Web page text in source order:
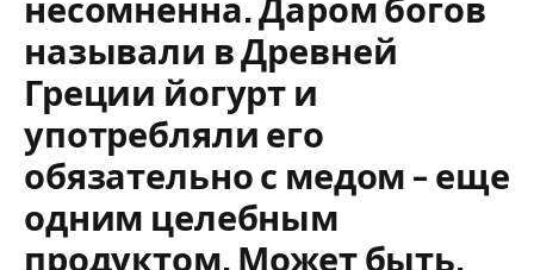
называли в Древней
Греции йогурт и
употребляли его
обязательно с медом – еще
одним целебным